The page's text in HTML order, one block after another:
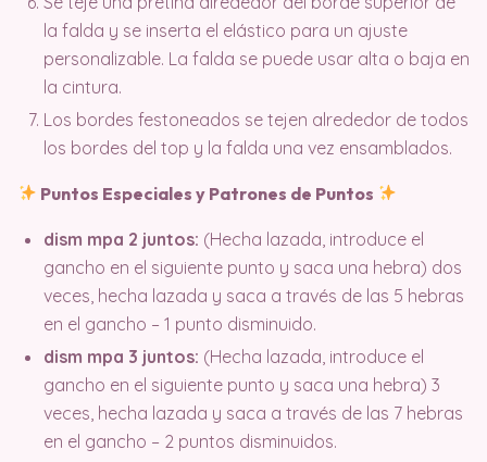
la falda y se inserta el elástico para un ajuste
personalizable. La falda se puede usar alta o baja en
la cintura.
Los bordes festoneados se tejen alrededor de todos
los bordes del top y la falda una vez ensamblados.
Puntos Especiales y Patrones de Puntos
dism mpa 2 juntos: (Hecha lazada, introduce el
gancho en el siguiente punto y saca una hebra) dos
veces, hecha lazada y saca a través de las 5 hebras
en el gancho – 1 punto disminuido.
dism mpa 3 juntos: (Hecha lazada, introduce el
gancho en el siguiente punto y saca una hebra) 3
veces, hecha lazada y saca a través de las 7 hebras
en el gancho – 2 puntos disminuidos.